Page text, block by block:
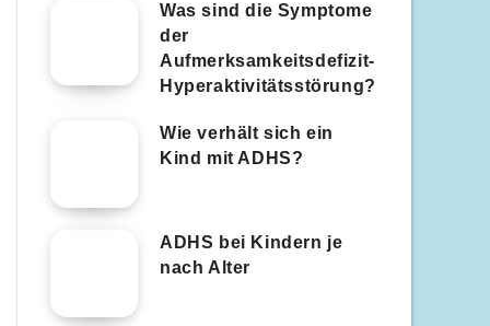
Was sind die Symptome
der
Aufmerksamkeitsdefizit-
Hyperaktivitätsstörung?
Wie verhält sich ein
Kind mit ADHS?
ADHS bei Kindern je
nach Alter